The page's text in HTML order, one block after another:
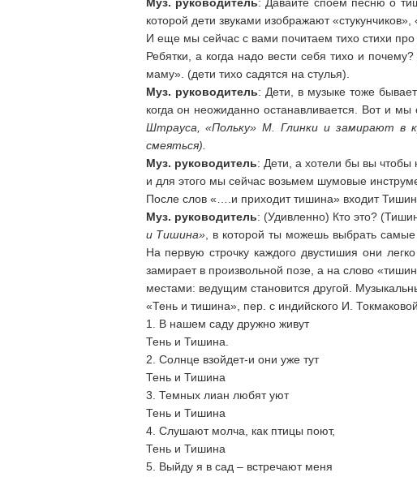
которой дети звуками изображают
И еще мы сейчас с вами почитаем тихо стихи про
Ребятки, а когда надо вести себя тихо и
маму». (дети тихо садятся на стулья).
Муз. руководитель: Дети, в музыке тоже
когда он неожиданно останавливается. Вот и
Штрауса, «Польку» М. Глинки и замирают в
смеяться).
Муз. руководитель: Дети, а хотели бы вы
и для этого мы сейчас возьмем шумовые
После слов «….и приходит тишина» входит
Муз. руководитель: (Удивленно) Кто это?
и Тишина» , в которой ты можешь выбрать
На первую строчку каждого двустишия они
замирает в произвольной позе, а на слово
местами: ведущим становится другой.
«Тень и тишина», пер. с индийского И. Токмаковой
1. В нашем саду дружно живут
Тень и Тишина.
2. Солнце взойдет-и они уже тут
Тень и Тишина
3. Темных лиан любят уют
Тень и Тишина
4. Слушают молча, как птицы поют,
Тень и Тишина
5. Выйду я в сад – встречают меня